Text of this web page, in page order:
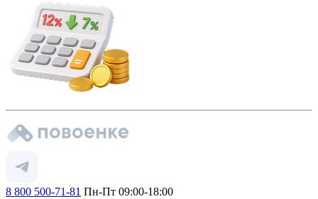
8 800 500-71-81 Пн-Пт 09:00-18:00